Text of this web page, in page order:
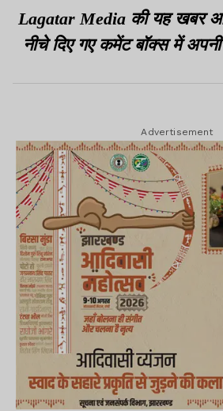
बचाव के तरीके
Lagatar Media की यह खबर
नीचे दिए गए कमेंट बॉक्स में
Advertisement